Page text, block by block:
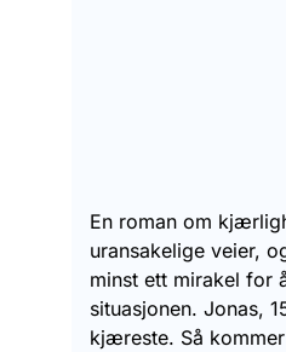
En roman om
uransakelige veier,
minst ett mirakel for
situasjonen. Jonas,
kjæreste. Så